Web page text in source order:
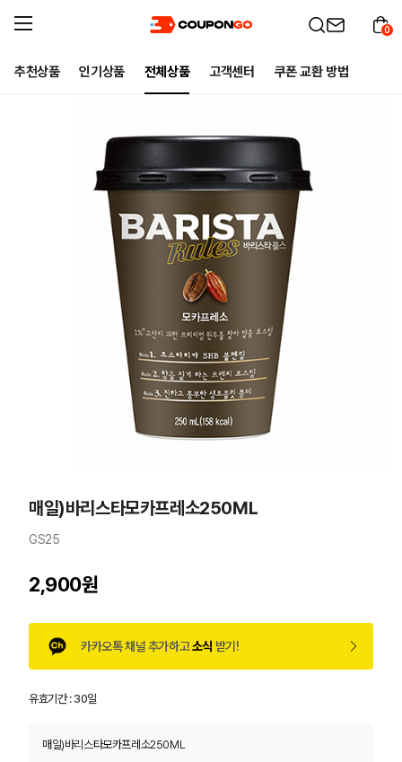
추천상품 인기상품 전체상품 고객센터 쿠폰 교환 방법
0
매일)바리스타모카프레소250ML
GS25
2,900원
카카오톡 채널 추가하고소식 받기!
유효기간 :30일
매일)바리스타모카프레소250ML